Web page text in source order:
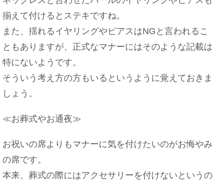
の汚れ防止にも
脳のmri検査を子供が受ける場合の注意点について
解説！
日本の国旗「日の丸」。その色と形に込められた意
揃えて付けるとステキですね。
また、揺れるイヤリングやピアスはNGと言われるこ
ともありますが、正式なマナーにはそのような記載は
特にないようです。
そういう考え方の方もいるというように覚えておきま
しょう。
≪お葬式やお通夜≫
お祝いの席よりもマナーに気を付けたいのがお悔やみ
の席です。
本来、葬式の際にはアクセサリーを付けないというの